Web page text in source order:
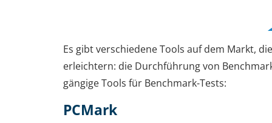
Es gibt verschiedene Tools auf dem Markt,
erleichtern: die Durchführung von
gängige Tools für Benchmark-Tests:
PCMark